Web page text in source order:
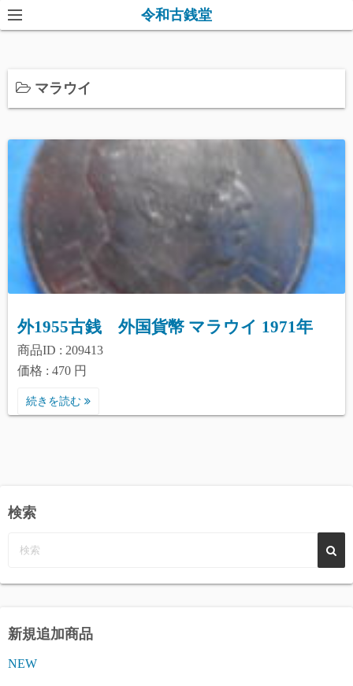
コ
ン
ン
へ
令和古銭堂
マラウイ
外1955古銭 外国貨幣 マラウイ 1971年
商品ID : 209413
価格 : 470 円
続きを読む
検索
新規追加商品
NEW